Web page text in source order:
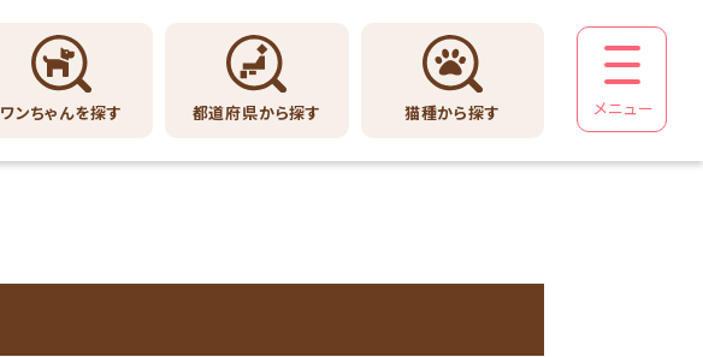
ワンちゃんを探す 都道府県から探す 猫種から探す メニュー